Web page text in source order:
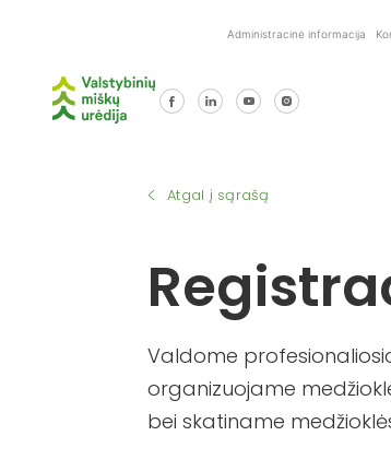
Administracinė informacija
Atgal į sąrašą
Valdome
organizuojame
bei skatiname